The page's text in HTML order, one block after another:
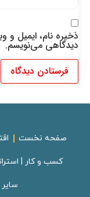
ذخیره نام، ایمیل و
دیدگاهی می‌نویسم.
صفحه نخست
کسب و کار | استراتژی
سایر